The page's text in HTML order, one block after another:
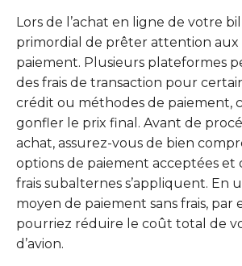
Lors de l’achat en ligne de votre
primordial de prêter attention aux
paiement. Plusieurs plateformes
des frais de transaction pour
crédit ou méthodes de paiement,
gonfler le prix final. Avant de
achat, assurez-vous de bien
options de paiement acceptées et
frais subalternes s’appliquent. En
moyen de paiement sans frais, par
pourriez réduire le coût total de
d’avion.